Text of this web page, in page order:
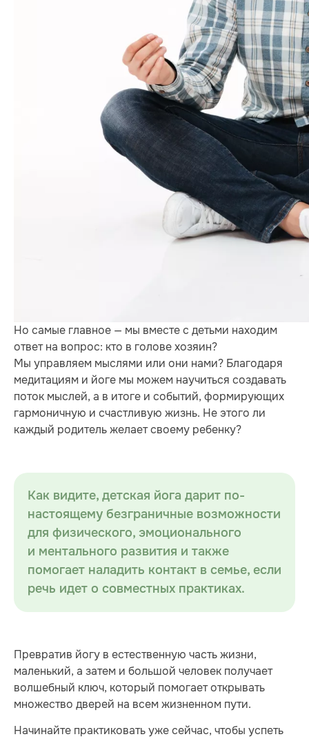
Но самые главное — мы вместе с детьми находим
ответ на вопрос: кто в голове хозяин?
Мы управляем мыслями или они нами? Благодаря
медитациям и йоге мы можем научиться создавать
поток мыслей, а в итоге и событий, формирующих
гармоничную и счастливую жизнь. Не этого ли
каждый родитель желает своему ребенку?
Как видите, детская йога дарит по-
настоящему безграничные возможности
для физического, эмоционального
и ментального развития и также
помогает наладить контакт в семье, если
речь идет о совместных практиках.
Превратив йогу в естественную часть жизни,
маленький, а затем и большой человек получает
волшебный ключ, который помогает открывать
множество дверей на всем жизненном пути.
Начинайте практиковать уже сейчас, чтобы успеть